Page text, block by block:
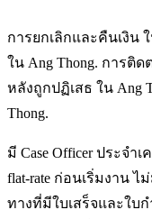
การยกเลิกและคืนเงิน
ใน Ang Thong. การติ
หลังถูกปฏิเสธ ใน Ang
Thong.
มี Case Officer ประจำ
flat-rate ก่อนเริ่มงาน
ทางที่มีใบเสร็จและใ